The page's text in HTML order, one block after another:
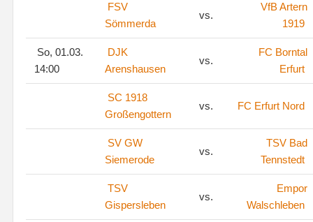
FSV
Sömmerda
vs.
VfB Artern
1919
So, 01.03.
14:00
DJK
Arenshausen
vs.
FC Borntal
Erfurt
SC 1918
Großengottern
vs. FC Erfurt Nord
SV GW
Siemerode
vs.
TSV Bad
Tennstedt
TSV
Gispersleben
vs.
Empor
Walschleben